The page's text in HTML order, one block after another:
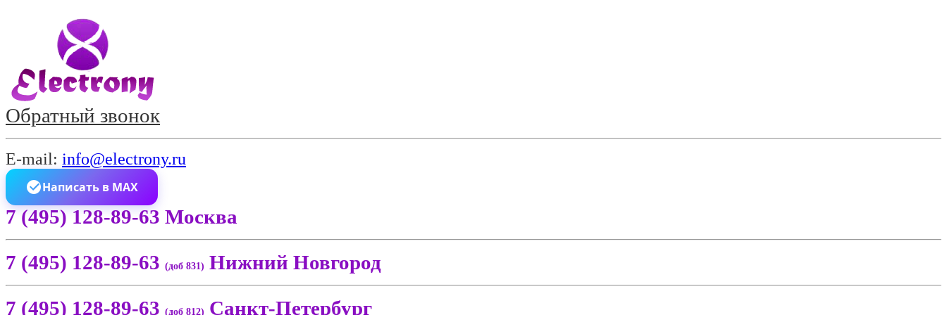
Обратный звонок
E-mail: info@electrony.ru
Написать в MAX
7 (495) 128-89-63 Москва
7 (495) 128-89-63 (доб 831) Нижний Новгород
7 (495) 128-89-63 (доб 812) Санкт-Петербург